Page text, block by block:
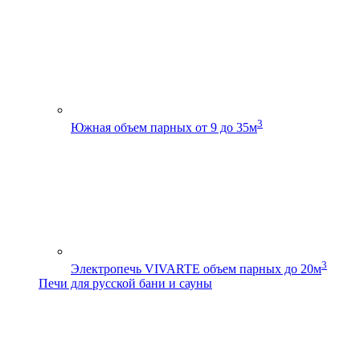
Южная объем парных от 9 до 35м3
Электропечь VIVARTE объем парных до 20м3
Печи для русской бани и сауны